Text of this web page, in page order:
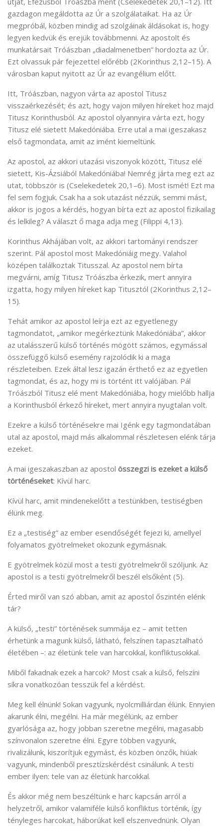
gazdagon megáldotta az Úr a szolgálataikat. Ha az Úr
megpróbál, közben mindig ad szolgáinak áldásokat is, hogy
legyen kedvük és erejük továbbmenni. Az apostolt és
munkatársait Tróászban „diadalmenetben” hordozta az Úr.
Ezt olvassuk pár fejezettel előrébb (2Korinthus 2,12–15). A
városban kaput nyitott az Úr az evangélium előtt.
Itt, Tróászban, nagyon várta az apostol Titusz
visszaérkezését; és azt, hogy vajon milyen híreket hoz majd
Titusz Korinthusból. Az apostol olyannyira várta ezt, hogy
Titusz elé sietett Makedóniába. Erre utal a mai igeszakasz
első tagmondata, amit az imént kiemeltünk.
Az apostol, az akkori utazási viszonyok között, Titusz elé
sietett, Kis-Ázsiából Makedóniába! Nemrég járta meg ezt az
utat, többször is (Cselekedetek 20,1–6). Most ismét! Ezt ma
fel sem fogjuk. Csak ha a sok utazást nézzük, semmi mást,
akkor is jogos a kérdés, hogyan bírta ezt az apostol fizikailag
és lelkileg? A választ ő maga adja meg (Filippi 4,13).
Korinthus Akhájában volt, az akkori tartományi rendszer
szerint. Pál apostol most Makedóniáig megy. Valahol
középen találkoztak Titusszal. Az apostol nem bírta
megvárni, amíg Titusz Tróászba érkezik, mert annyira
izgatta, hogy milyen híreket kap Titusztól (2Korinthus 2,12–
15).
Tehát amikor az apostol leírja ezt az egyetlenegy
tagmondatot, „amikor megérkeztünk Makedóniába”, akkor
az utalásszerű külső történés mögött számos, egymással
összefüggő külső esemény rajzolódik ki a maga
részleteiben. Ezek által lesz igazán érthető ez az egyetlen
tagmondat, és az, hogy mi is történt itt valójában. Pál
Tróászból Titusz elé ment Makedóniába, hogy mielőbb hallja
a Korinthusból érkező híreket, mert annyira nyugtalan volt.
Ezekre a külső történésekre mai Igénk egy tagmondatában
utal az apostol, majd más alkalommal részletesen elénk tárja
ezeket.
A mai igeszakaszban az apostol összegzi is ezeket a külső
történéseket: Kívül harc.
Kívül harc, amit mindenekelőtt a testünkben, testiségben
élünk meg.
Ez a „testiség” az ember esendőségét fejezi ki, amellyel
folyamatos gyötrelmeket okozunk egymásnak.
E gyötrelmek közül most a testi gyötrelmekről szóljunk. Az
apostol is a testi gyötrelmekről beszél elsőként (5).
Érted miről van szó abban, amit az apostol őszintén elénk
tár?
A külső, „testi” történések summája ez – amit tetten
érhetünk a magunk külső, látható, felszínen tapasztalható
életében –: az életünk tele van harcokkal, konfliktusokkal.
Miből fakadnak ezek a harcok? Most csak a külső, felszíni
síkra vonatkozóan tesszük fel a kérdést.
Meg kell élnünk! Sokan vagyunk, nyolcmilliárdan élünk. Ennyien
akarunk élni, megélni. Ha már megélünk, az ember
gyarlósága az, hogy jobban szeretne megélni, magasabb
színvonalon szeretne élni. Egyre többen vagyunk,
rivalizálunk, kiszorítjuk egymást, és közben önzők, hiúak
vagyunk, mindenből presztízskérdést csinálunk. A testi
ember ilyen: tele van az életünk harcokkal.
És akkor még nem beszéltünk e harc kapcsán arról a
helyzetről, amikor valamiféle külső konfliktus történik, így
tényleges harcokat, háborúkat kell elszenvednünk. Olyan